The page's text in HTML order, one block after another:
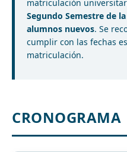
matriculación
Segundo Semestre de
alumnos nuevos. Se
cumplir con las fechas
matriculación.
CRONOGRAMA